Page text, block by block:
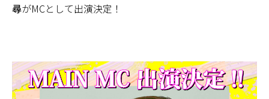
尋がMCとして出演決定！